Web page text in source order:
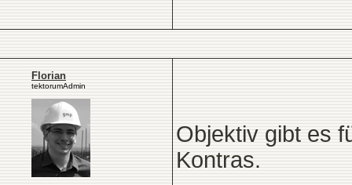
Florian
tektorumAdmin
Objektiv gibt es
Kontras.